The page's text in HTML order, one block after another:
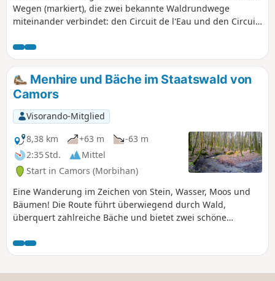
Wegen (markiert), die zwei bekannte Waldrundwege
miteinander verbindet: den Circuit de l'Eau und den Circuit
verläuft, ist sie ideal bei großer Hitze. Genießen Sie die
vielen kleinen Gewässer, Bäche, Brunnen und Menhire, die
dieses schöne Tal der Korrigans schmücken!
Menhire und Bäche im Staatswald von
Camors
Visorando-Mitglied
8,38 km
+63 m
-63 m
2:35 Std.
Mittel
Start in Camors (Morbihan)
Eine Wanderung im Zeichen von Stein, Wasser, Moos und
Bäumen! Die Route führt überwiegend durch Wald,
überquert zahlreiche Bäche und bietet zwei schöne